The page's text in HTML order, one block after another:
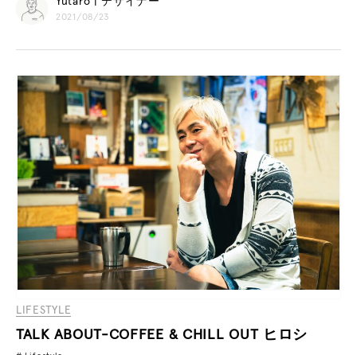
2021/08/23
LIFESTYLE
TALK ABOUT-COFFEE & CHILL OUT ヒロシ